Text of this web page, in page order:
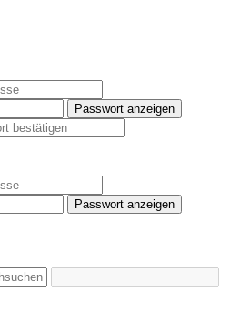
Passwort anzeigen
Passwort anzeigen